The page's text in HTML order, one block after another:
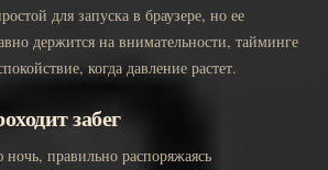
для запуска в браузере, но ее
держится на внимательности, тайминге
когда давление растет.
забег
правильно распоряжаясь